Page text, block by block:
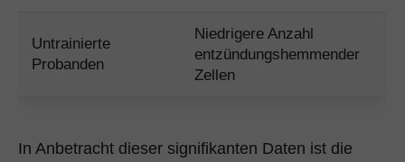
Untrainierte
Probanden
Niedrigere Anzahl
entzündungshemmender
Zellen
In Anbetracht dieser signifikanten Daten ist die